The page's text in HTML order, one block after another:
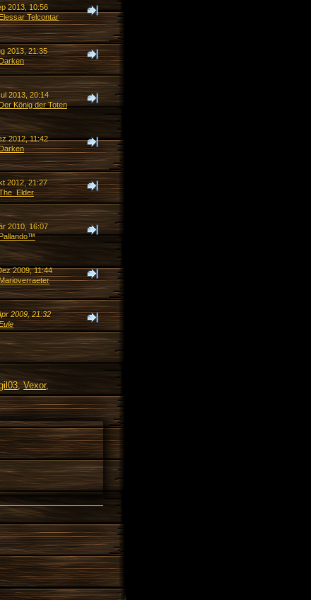
2013, 10:56
Telcontar
2013, 21:35
2013, 20:14
König der Toten
2012, 11:42
2012, 21:27
2010, 16:07
2009, 11:44
2009, 21:32
,Vexor,